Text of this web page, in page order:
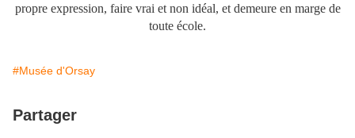
propre expression, faire vrai et non idéal, et demeure en marge de
toute école.
#Musée d'Orsay
Partager